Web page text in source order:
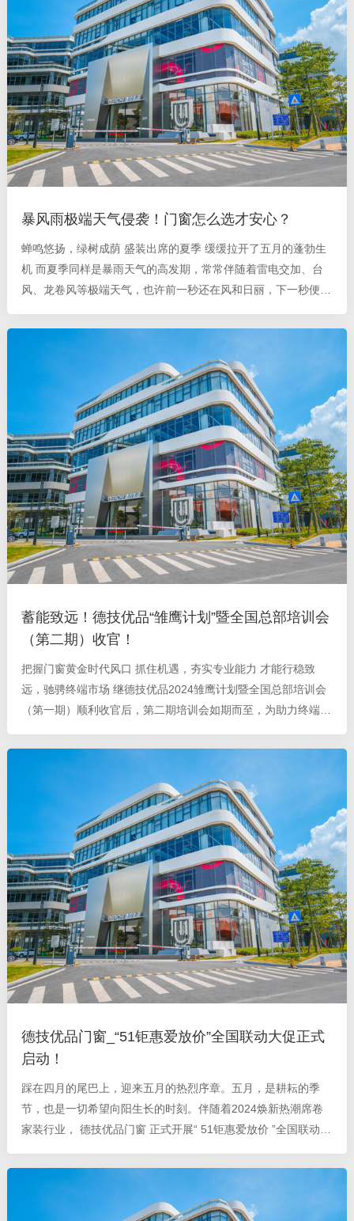
暴风雨极端天气侵袭！门窗怎么选才安心？
蝉鸣悠扬，绿树成荫 盛装出席的夏季 缓缓拉开了五月的蓬勃生
机 而夏季同样是暴雨天气的高发期，常常伴随着雷电交加、台
风、龙卷风等极端天气，也许前一秒还在风和日丽，下一秒便乌
居在家当成了应对极
蓄能致远！德技优品“雏鹰计划”暨全国总部培训会
（第二期）收官！
把握门窗黄金时代风口 抓住机遇，夯实专业能力 才能行稳致
远，驰骋终端市场 继德技优品2024雏鹰计划暨全国总部培训会
（第一期）顺利收官后，第二期培训会如期而至，为助力终端团
跃升， 德技优品门窗第二期
德技优品门窗_“51钜惠爱放价”全国联动大促正式
启动！
踩在四月的尾巴上，迎来五月的热烈序章。五月，是耕耘的季
节，也是一切希望向阳生长的时刻。伴随着2024焕新热潮席卷
家装行业， 德技优品门窗 正式开展“ 51钜惠爱放价 ”全国联动大
广大消费者焕新理想家。